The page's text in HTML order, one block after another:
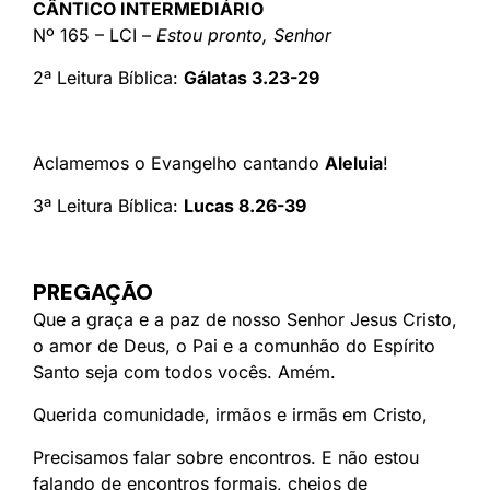
CÂNTICO INTERMEDIÁRIO
Nº 165 – LCI – Estou pronto, Senhor
2ª Leitura Bíblica: Gálatas 3.23-29
Aclamemos o Evangelho cantando Aleluia!
3ª Leitura Bíblica: Lucas 8.26-39
PREGAÇÃO
Que a graça e a paz de nosso Senhor Jesus Cristo,
o amor de Deus, o Pai e a comunhão do Espírito
Santo seja com todos vocês. Amém.
Querida comunidade, irmãos e irmãs em Cristo,
Precisamos falar sobre encontros. E não estou
falando de encontros formais, cheios de